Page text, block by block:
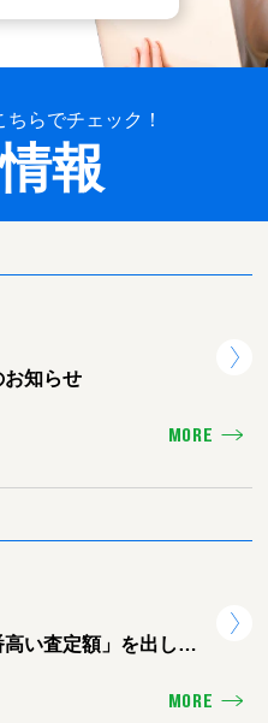
らでチェック！
報
お知らせ
MORE
い査定額」を出した
MORE